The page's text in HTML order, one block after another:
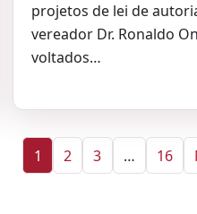
projetos de lei de
vereador Dr. Ronaldo
voltados…
1 2 3 … 16